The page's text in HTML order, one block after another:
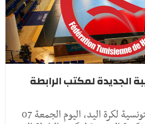
الجديدة لمكتب الرابطة
أعلنت الجامعة التونسية لكرة اليد، اليوم الجمعة 07